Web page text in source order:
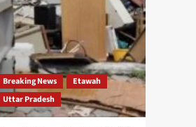
Breaking News
Etawah
Uttar Pradesh